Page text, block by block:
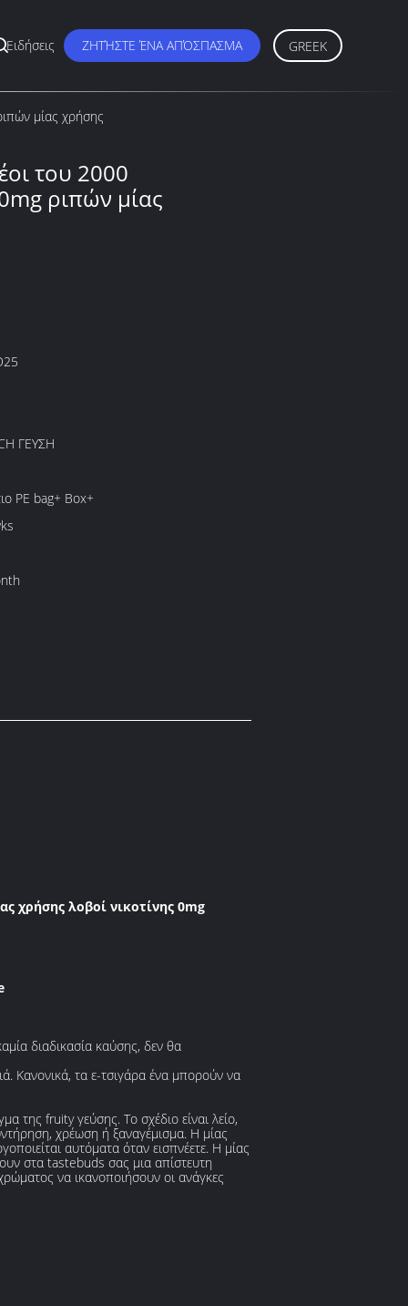
Ειδήσεις ΖΗΤΉΣΤΕ ΈΝΑ ΑΠΌΣΠΑΣΜΑ GREEK
μίας χρήσης
του 2000
ριπών μίας
ΓΕΥΣΗ
PE bag+ Box+
χρήσης λοβοί νικοτίνης 0mg
διαδικασία καύσης, δεν θα
Κανονικά, τα ε-τσιγάρα ένα μπορούν να
της fruity γεύσης. Το σχέδιο είναι λείο,
χρέωση ή ξαναγέμισμα. Η μίας
αυτόματα όταν εισπνέετε. Η μίας
στα tastebuds σας μια απίστευτη
να ικανοποιήσουν οι ανάγκες